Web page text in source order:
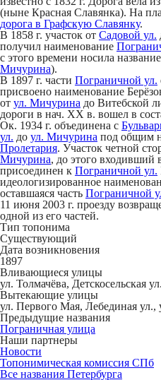
(ныне Красная Славянка). На
дорога в Графскую Славянку.
В 1858 г. участок от Садовой ул.
получил наименование
с этого времени носила название
Мичурина).
В 1897 г. части Пограничной ул.
присвоено наименование
от ул. Мичурина до Витебской
дороги в нач. ХХ в. вошел в
Ок. 1934 г. объединена с
ул. до ул. Мичурина под общим
Пролетария. Участок четной
Мичурина, до этого входивший
присоединен к Пограничной ул.
идеологизированное
оставшаяся часть Пограничной
11 июня 2003 г. проезду
одной из его частей.
Тип топонима
Существующий
Дата возникновения
1897
Вливающиеся улицы
ул. Толмачёва, Детскосельская
Вытекающие улицы
ул. Первого Мая, Лебединая
Предыдущие названия
Пограничная улица
Наши партнеры
Новости
Топонимическая комиссия СПб
Все названия Петербурга